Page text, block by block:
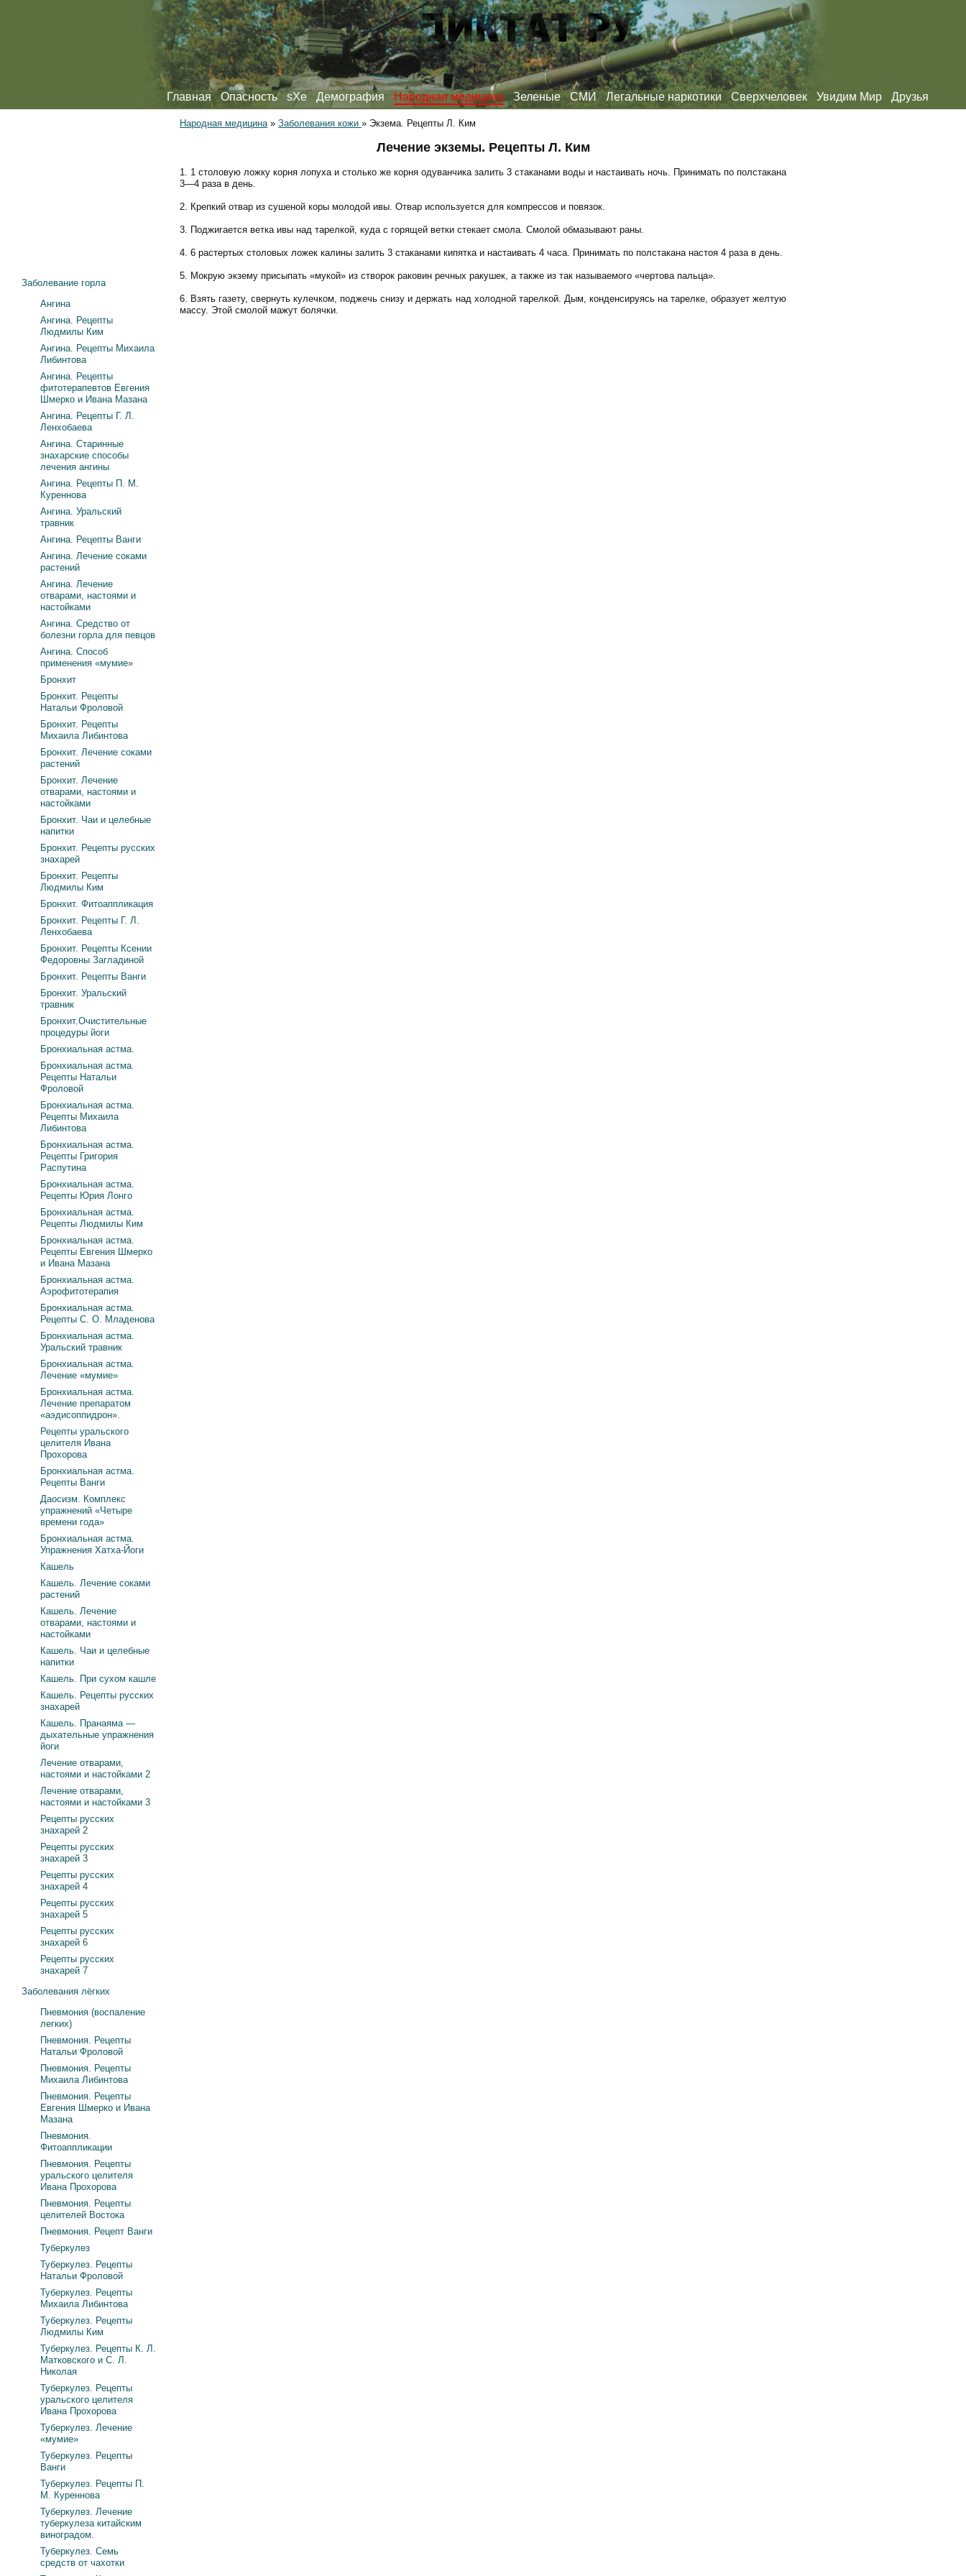
Главная Опасность sXe Демография Народная медицина Зеленые СМИ Легальные наркотики Сверхчеловек Увидим Мир Друзья
Народная медицина» Заболевания кожи » Экзема. Рецепты Л. Ким
Лечение экземы. Рецепты Л. Ким
1. 1 столовую ложку корня лопуха и столько же корня одуванчика залить 3 стаканами воды и настаивать ночь. Принимать по полстакана
3—4 раза в день.
2. Крепкий отвар из сушеной коры молодой ивы. Отвар используется для компрессов и повязок.
3. Поджигается ветка ивы над тарелкой, куда с горящей ветки стекает смола. Смолой обмазывают раны.
4. 6 растертых столовых ложек калины залить 3 стаканами кипятка и настаивать 4 часа. Принимать по полстакана настоя 4 раза в день.
5. Мокрую экзему присыпать «мукой» из створок раковин речных ракушек, а также из так называемого «чертова пальца».
6. Взять газету, свернуть кулечком, поджечь снизу и держать над холодной тарелкой. Дым, конденсируясь на тарелке, образует желтую
массу. Этой смолой мажут болячки.
Заболевание горла
Ангина
Ангина. Рецепты
Людмилы Ким
Ангина. Рецепты Михаила
Либинтова
Ангина. Рецепты
фитотерапевтов Евгения
Шмерко и Ивана Мазана
Ангина. Рецепты Г. Л.
Ленхобаева
Ангина. Старинные
знахарские способы
лечения ангины
Ангина. Рецепты П. М.
Куреннова
Ангина. Уральский
травник
Ангина. Рецепты Ванги
Ангина. Лечение соками
растений
Ангина. Лечение
отварами, настоями и
настойками
Ангина. Средство от
болезни горла для певцов
Ангина. Способ
применения «мумие»
Бронхит
Бронхит. Рецепты
Натальи Фроловой
Бронхит. Рецепты
Михаила Либинтова
Бронхит. Лечение соками
растений
Бронхит. Лечение
отварами, настоями и
настойками
Бронхит. Чаи и целебные
напитки
Бронхит. Рецепты русских
знахарей
Бронхит. Рецепты
Людмилы Ким
Бронхит. Фитоаппликация
Бронхит. Рецепты Г. Л.
Ленхобаева
Бронхит. Рецепты Ксении
Федоровны Загладиной
Бронхит. Рецепты Ванги
Бронхит. Уральский
травник
Бронхит.Очистительные
процедуры йоги
Бронхиальная астма.
Бронхиальная астма.
Рецепты Натальи
Фроловой
Бронхиальная астма.
Рецепты Михаила
Либинтова
Бронхиальная астма.
Рецепты Григория
Распутина
Бронхиальная астма.
Рецепты Юрия Лонго
Бронхиальная астма.
Рецепты Людмилы Ким
Бронхиальная астма.
Рецепты Евгения Шмерко
и Ивана Мазана
Бронхиальная астма.
Аэрофитотерапия
Бронхиальная астма.
Рецепты С. О. Младенова
Бронхиальная астма.
Уральский травник
Бронхиальная астма.
Лечение «мумие»
Бронхиальная астма.
Лечение препаратом
«аэдисоппидрон».
Рецепты уральского
целителя Ивана
Прохорова
Бронхиальная астма.
Рецепты Ванги
Даосизм. Комплекс
упражнений «Четыре
времени года»
Бронхиальная астма.
Упражнения Хатха-Йоги
Кашель
Кашель. Лечение соками
растений
Кашель. Лечение
отварами, настоями и
настойками
Кашель. Чаи и целебные
напитки
Кашель. При сухом кашле
Кашель. Рецепты русских
знахарей
Кашель. Пранаяма —
дыхательные упражнения
йоги
Лечение отварами,
настоями и настойками 2
Лечение отварами,
настоями и настойками 3
Рецепты русских
знахарей 2
Рецепты русских
знахарей 3
Рецепты русских
знахарей 4
Рецепты русских
знахарей 5
Рецепты русских
знахарей 6
Рецепты русских
знахарей 7
Заболевания лёгких
Пневмония (воспаление
легких)
Пневмония. Рецепты
Натальи Фроловой
Пневмония. Рецепты
Михаила Либинтова
Пневмония. Рецепты
Евгения Шмерко и Ивана
Мазана
Пневмония.
Фитоаппликации
Пневмония. Рецепты
уральского целителя
Ивана Прохорова
Пневмония. Рецепты
целителей Востока
Пневмония. Рецепт Ванги
Туберкулез
Туберкулез. Рецепты
Натальи Фроловой
Туберкулез. Рецепты
Михаила Либинтова
Туберкулез. Рецепты
Людмилы Ким
Туберкулез. Рецепты К. Л.
Матковского и С. Л.
Николая
Туберкулез. Рецепты
уральского целителя
Ивана Прохорова
Туберкулез. Лечение
«мумие»
Туберкулез. Рецепты
Ванги
Туберкулез. Рецепты П.
М. Куреннова
Туберкулез. Лечение
туберкулеза китайским
виноградом.
Туберкулез. Семь
средств от чахотки